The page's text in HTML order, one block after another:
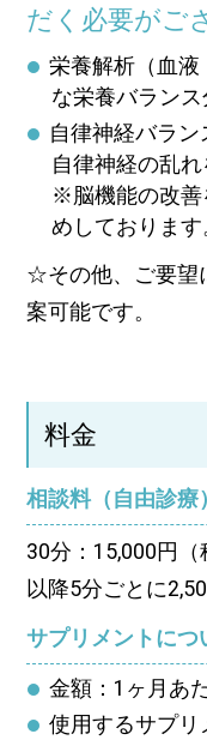
だく必要がご
栄養解析（血
な栄養バランス
自律神経バラン
自律神経の乱れ
※脳機能の改善
めしております
☆その他、ご要望
案可能です。
料金
相談料（自由診療）
30分：15,000円（
以降5分ごとに
サプリメントにつ
金額：1ヶ月あ
使用するサプ